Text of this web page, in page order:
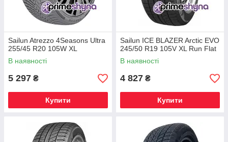
Sailun Atrezzo 4Seasons Ultra
255/45 R20 105W XL
В наявності
5 297 ₴
Купити
Sailun ICE BLAZER Arctic EVO
245/50 R19 105V XL Run Flat
В наявності
4 827 ₴
Купити